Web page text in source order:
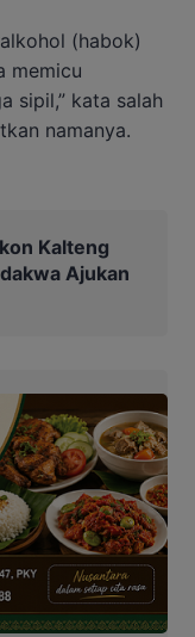
(habok)
memicu
sipil,” kata salah
namanya.
Kalteng
Ajukan